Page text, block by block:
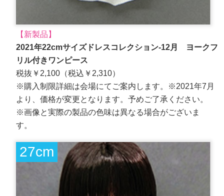
【新製品】
2021年22cmサイズドレスコレクション-12月 ヨークフ
リル付きワンピース
税抜￥2,100（税込￥2,310）
※購入制限詳細は会場にてご案内します。※2021年7月
より、価格が変更となります。予めご了承ください。
※画像と実際の製品の色味は異なる場合がございま
す。
27cm